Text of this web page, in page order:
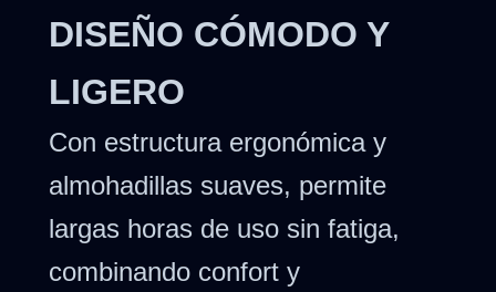
DISEÑO CÓMODO Y
LIGERO
Con estructura ergonómica y
almohadillas suaves, permite
largas horas de uso sin fatiga,
combinando confort y